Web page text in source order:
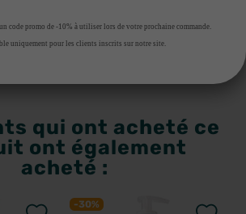
AJOUTER AU PANIER
qui ont acheté ce
ont également
acheté :
-30%
code promo de -10% à utiliser lors de votre prochaine commande.
uniquement pour les clients inscrits sur notre site.